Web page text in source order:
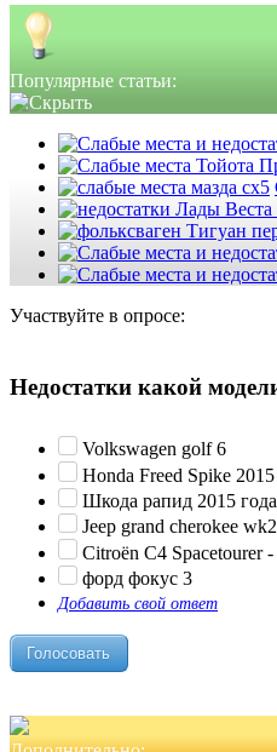
Популярные статьи:
Участвуйте в опросе:
Недостатки какой
Volkswagen golf 6
Honda Freed Spike
Шкода рапид 2015
Jeep grand cherokee wk2
Citroën C4 Spacetourer
форд фокус 3
Добавить свой ответ